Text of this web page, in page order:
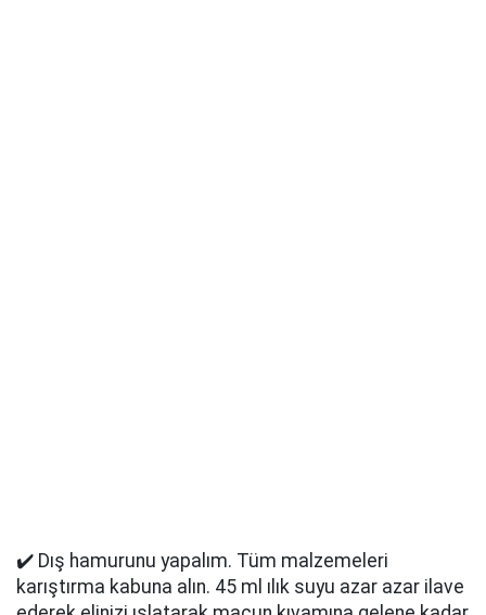
✔️ Dış hamurunu yapalım. Tüm malzemeleri
karıştırma kabuna alın. 45 ml ılık suyu azar azar ilave